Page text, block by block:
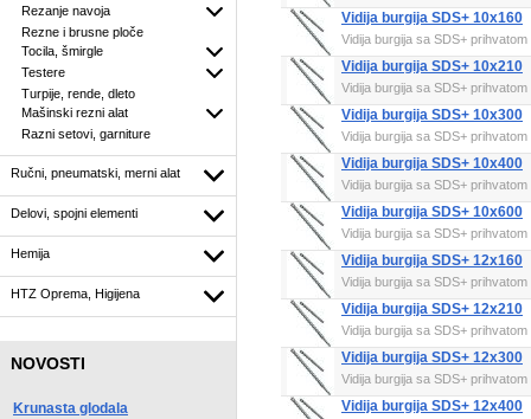
Rezanje navoja
Rezne i brusne ploče
Tocila, šmirgle
Testere
Turpije, rende, dleto
Mašinski rezni alat
Razni setovi, garniture
Ručni, pneumatski, merni alat
Delovi, spojni elementi
Hemija
HTZ Oprema, Higijena
NOVOSTI
Krunasta glodala
Vidija burgija SDS+ 10x160
Vidija burgija sa SDS+
Vidija burgija SDS+ 10x210
Vidija burgija sa SDS+
Vidija burgija SDS+ 10x300
Vidija burgija sa SDS+
Vidija burgija SDS+ 10x400
Vidija burgija sa SDS+
Vidija burgija SDS+ 10x600
Vidija burgija sa SDS+
Vidija burgija SDS+ 12x160
Vidija burgija sa SDS+
Vidija burgija SDS+ 12x210
Vidija burgija sa SDS+
Vidija burgija SDS+ 12x300
Vidija burgija sa SDS+
Vidija burgija SDS+ 12x400